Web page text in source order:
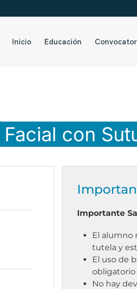
Inicio Educación
con
Importante
El alumno
tutela y
El uso de
obligatorio
No hay